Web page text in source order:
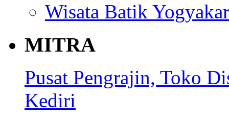
Wisata Batik
MITRA
Pusat Pengrajin, Toko
Kediri